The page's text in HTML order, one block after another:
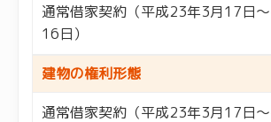
通常借家契約（平成23年3月17日
16日）
建物の権利形態
通常借家契約（平成23年3月17日